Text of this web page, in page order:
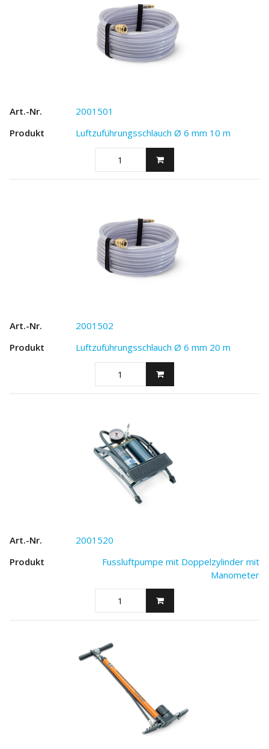
2001501
Luftzuführungsschlauch Ø 6 mm 10 m
2001502
Luftzuführungsschlauch Ø 6 mm 20 m
2001520
Fussluftpumpe mit Doppelzylinder mit
Manometer